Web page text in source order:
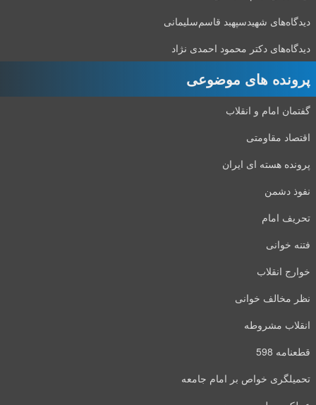
دیدگاه‌های شهید‌سپهبد قاسم‌سلیمانی
دیدگاه‌های دکتر محمود احمدی نژاد
پرونده های موضوعی
گفتمان امام و انقلاب
اقتصاد مقاومتی
پرونده هسته ای ایران
نفوذ دشمن
تحریف امام
فتنه خوانی
خوارج انقلاب
نظر مخالف خوانی
انقلاب مشروطه
قطعنامه 598
تحمیلگری خواص بر امام جامعه